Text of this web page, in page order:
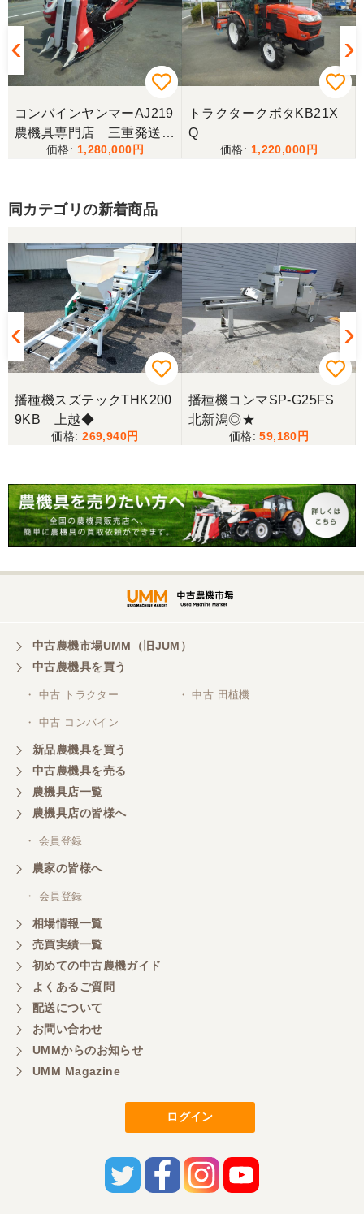
三重県／ユウスケ
購入から引き取りまでスムーズでした。ありがとう
ございました。
三重県／
当方の要望に対して、素早く対応していただき感謝
スタッフの鈴木さんが親切で機械に詳しく 丁寧にご
対応頂きました。 ありがとう！ 少し距離はあります
が、今後も農機具を買う際はのうき屋さんを利用し
ようと思います。
三重県／miraisann
写真と現物が違いすぎる
三重県／谷本勝美
こちらの、対応も、よく、大変、満足、です。
三重県／谷本勝美
こちらの、対応、も、よくして、くれました。
対応も、よくしてくれました、有難うございまし
三重県／山本
対応ありがとうございました。
三重県／山本
共立シュレッターを受け取りました。 状態は問題な
く、エンジンも調子がよさそうです。 ありがとうご
ざいました。
三重県／
嫌な顔をせずに一生懸命頑張ってくれる中山さんに
感謝しています。ここで3台買いましたが、これから
もよろしくお願いしたいです。
三重県／
初めてコンバインを買いに行ったのですが、とても
明るい方に担当していただき細かく説明して下さっ
てとても嬉しかったです。
担当さんの説明が丁寧で分かりやすく、急な要望に
も迅速に対応して頂き非常に助かりました。
三重県／
コンバインヤンマーAJ219
農機具専門店 三重発送整
備済み
1,280,000
トラクタークボタKB21X
Q
1,220,000
同カテゴリの新着商品
播種機スズテックTHK200
9KB 上越◆
269,940
播種機コンマSP-G25FS
北新潟◎★
59,180
中古農機市場UMM（旧JUM）
中古農機具を買う
・ 中古 トラクター ・ 中古 田植機
・ 中古 コンバイン
新品農機具を買う
中古農機具を売る
農機具店一覧
農機具店の皆様へ
・ 会員登録
農家の皆様へ
・ 会員登録
相場情報一覧
売買実績一覧
初めての中古農機ガイド
よくあるご質問
配送について
お問い合わせ
UMMからのお知らせ
UMM Magazine
ログイン